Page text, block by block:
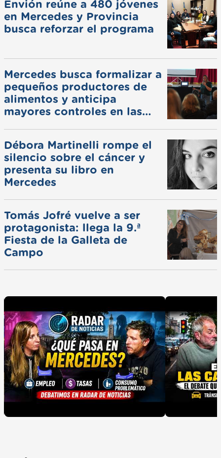
Envión reúne a 480 jóvenes
en Mercedes y Provincia
busca reforzar el programa
Mercedes busca formalizar a
pequeños productores de
alimentos y anticipa
mayores controles en las
Débora Martinelli rompe el
silencio sobre el cáncer y
presenta su libro en
Mercedes
Tomás Jofré vuelve a ser
protagonista: llega la 9.ª
Fiesta de la Galleta de
Campo